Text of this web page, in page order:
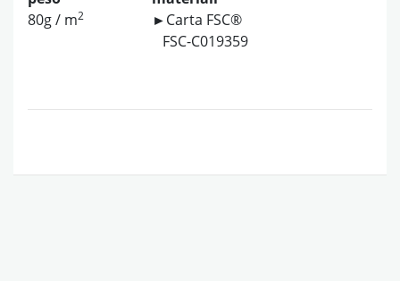
80g / m2
►Carta FSC®
FSC-C019359